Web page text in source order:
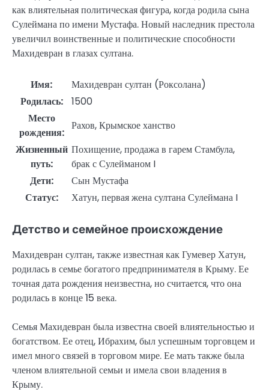
как влиятельная политическая фигура, когда родила сына
Сулеймана по имени Мустафа. Новый наследник престола
увеличил воинственные и политические способности
Махидевран в глазах султана.
Имя:
Махидевран султан (Роксолана)
Родилась:
1500
Место
рождения:
Рахов, Крымское ханство
Жизненный
путь:
Похищение, продажа в гарем Стамбула,
брак с Сулейманом I
Дети:
Сын Мустафа
Статус:
Хатун, первая жена султана Сулеймана I
Детство и семейное происхождение
Махидевран султан, также известная как Гумевер Хатун,
родилась в семье богатого предпринимателя в Крыму. Ее
точная дата рождения неизвестна, но считается, что она
родилась в конце 15 века.
Семья Махидевран была известна своей влиятельностью и
богатством. Ее отец, Ибрахим, был успешным торговцем и
имел много связей в торговом мире. Ее мать также была
членом влиятельной семьи и имела свои владения в
Крыму.